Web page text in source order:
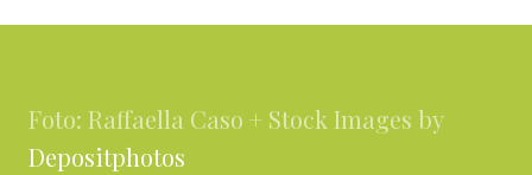
Foto: Raffaella Caso + Stock Images by
Depositphotos